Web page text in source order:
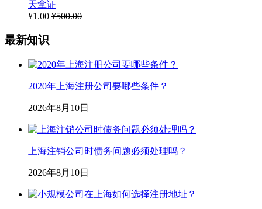
天拿证
¥1.00 ¥500.00
最新知识
2020年上海注册公司要哪些条件？
2026年8月10日
上海注销公司时债务问题必须处理吗？
2026年8月10日